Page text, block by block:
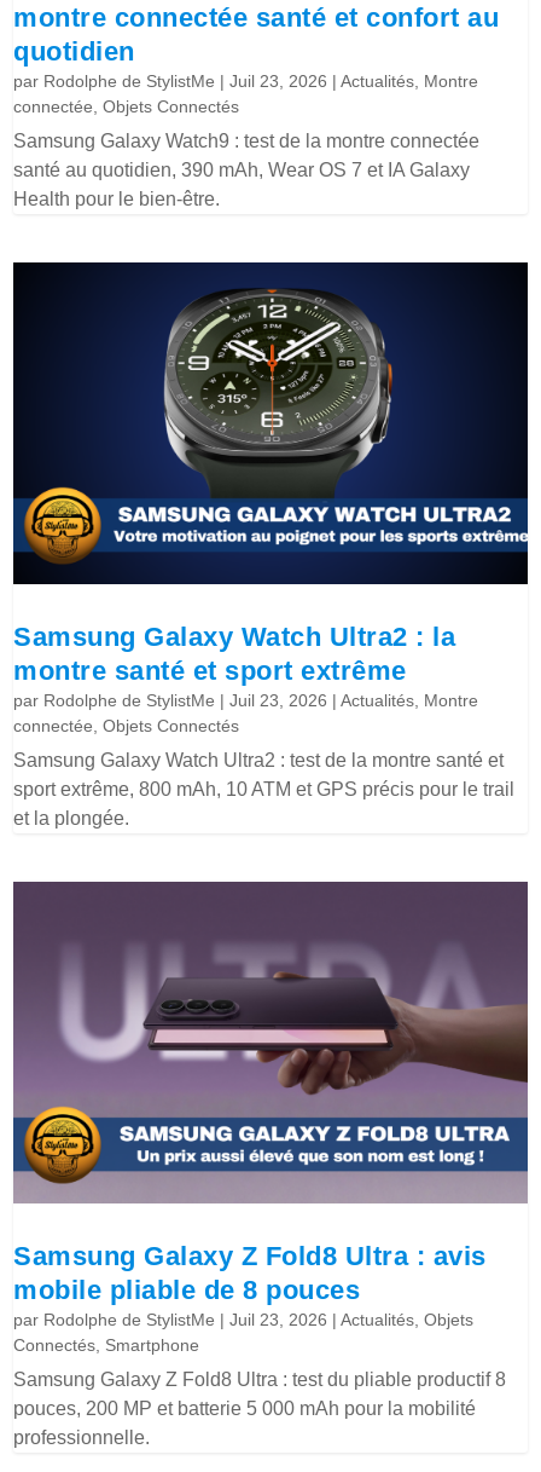
montre connectée santé et confort au
quotidien
par Rodolphe de StylistMe |Juil 23, 2026 |Actualités Montre
connectée ,Objets Connectés
Samsung Galaxy Watch9 : test de la montre connectée
santé au quotidien, 390 mAh, Wear OS 7 et IA Galaxy
Health pour le bien-être.
Samsung Galaxy Watch Ultra2 : la
montre santé et sport extrême
par Rodolphe de StylistMe |Juil 23, 2026 |Actualités Montre
connectée ,Objets Connectés
Samsung Galaxy Watch Ultra2 : test de la montre santé et
sport extrême, 800 mAh, 10 ATM et GPS précis pour le trail
et la plongée.
Samsung Galaxy Z Fold8 Ultra : avis
mobile pliable de 8 pouces
par Rodolphe de StylistMe |Juil 23, 2026 |Actualités ,Objets
Connectés Smartphone
Samsung Galaxy Z Fold8 Ultra : test du pliable productif 8
pouces, 200 MP et batterie 5 000 mAh pour la mobilité
professionnelle.